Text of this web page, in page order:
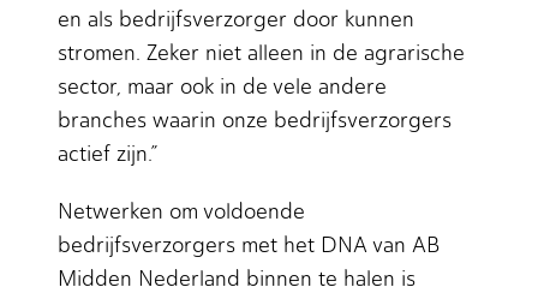
en als bedrijfsverzorger door kunnen
stromen. Zeker niet alleen in de agrarische
sector, maar ook in de vele andere
branches waarin onze bedrijfsverzorgers
actief zijn.”
Netwerken om voldoende
bedrijfsverzorgers met het DNA van AB
Midden Nederland binnen te halen is